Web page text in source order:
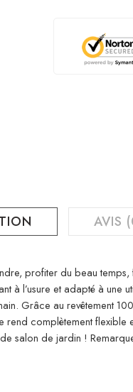
AVIS
profiter du beau
à l’usure et adapté à une
Grâce au revêtement
complètement
salon de jardin !